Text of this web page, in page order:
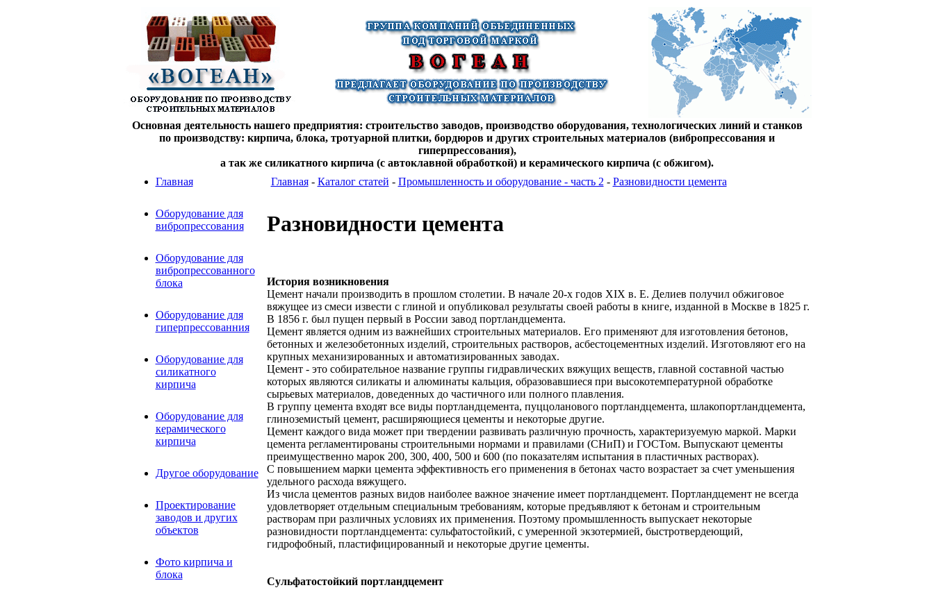
Основная деятельность нашего предприятия: строительство заводов, производство оборудования, технологических линий и станков
по производству: кирпича, блока, тротуарной плитки, бордюров и других строительных материалов (вибропрессования и
гиперпрессования),
а так же силикатного кирпича (с автоклавной обработкой) и керамического кирпича (с обжигом).
Главная
Оборудование для
вибропрессования
Оборудование для
вибропрессованного
блока
Оборудование для
гиперпрессованния
Оборудование для
силикатного
кирпича
Оборудование для
керамического
кирпича
Другое оборудование
Проектирование
заводов и других
объектов
Фото кирпича и
блока
Главная- Каталог статей - Промышленноcть и оборудование - часть 2 - Разновидности цемента
Разновидности цемента
История возникновения
Цемент начали производить в прошлом столетии. В начале 20-х годов XIX в. Е. Делиев получил обжиговое
вяжущее из смеси извести с глиной и опубликовал результаты своей работы в книге, изданной в Москве в 1825 г.
В 1856 г. был пущен первый в России завод портландцемента.
Цемент является одним из важнейших строительных материалов. Его применяют для изготовления бетонов,
бетонных и железобетонных изделий, строительных растворов, асбестоцементных изделий. Изготовляют его на
крупных механизированных и автоматизированных заводах.
Цемент - это собирательное название группы гидравлических вяжущих веществ, главной составной частью
которых являются силикаты и алюминаты кальция, образовавшиеся при высокотемпературной обработке
сырьевых материалов, доведенных до частичного или полного плавления.
В группу цемента входят все виды портландцемента, пуццоланового портландцемента, шлакопортландцемента,
глиноземистый цемент, расширяющиеся цементы и некоторые другие.
Цемент каждого вида может при твердении развивать различную прочность, характеризуемую маркой. Марки
цемента регламентированы строительными нормами и правилами (СНиП) и ГОСТом. Выпускают цементы
преимущественно марок 200, 300, 400, 500 и 600 (по показателям испытания в пластичных растворах).
С повышением марки цемента эффективность его применения в бетонах часто возрастает за счет уменьшения
удельного расхода вяжущего.
Из числа цементов разных видов наиболее важное значение имеет портландцемент. Портландцемент не всегда
удовлетворяет отдельным специальным требованиям, которые предъявляют к бетонам и строительным
растворам при различных условиях их применения. Поэтому промышленность выпускает некоторые
разновидности портландцемента: сульфатостойкий, с умеренной экзотермией, быстротвердеющий,
гидрофобный, пластифицированный и некоторые другие цементы.
Сульфатостойкий портландцемент